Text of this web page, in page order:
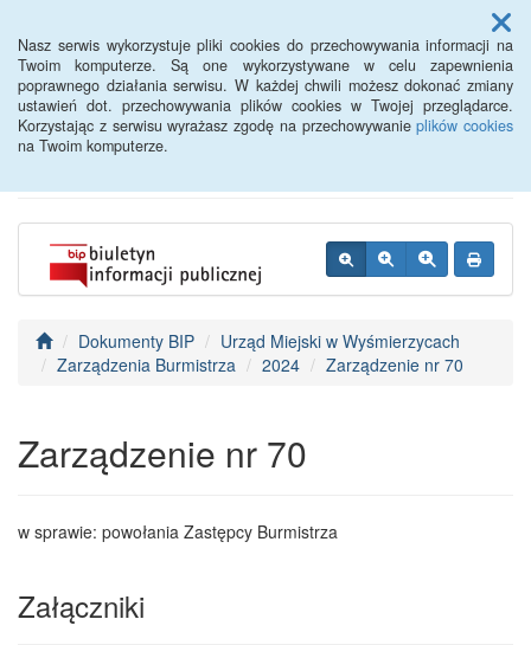
Nasz serwis wykorzystuje pliki cookies do przechowywania informacji na
Twoim komputerze. Są one wykorzystywane w celu zapewnienia
poprawnego działania serwisu. W każdej chwili możesz dokonać zmiany
ustawień dot. przechowywania plików cookies w Twojej przeglądarce.
Korzystając z serwisu wyrażasz zgodę na przechowywanieplików cookies
na Twoim komputerze.
Menu
BIP - Urząd Miejski
Wyśmierzyce
Dokumenty BIP
Urząd Miejski w Wyśmierzycach
Zarządzenia Burmistrza
2024 Zarządzenie nr 70
Zarządzenie nr 70
w sprawie: powołania Zastępcy Burmistrza
Załączniki